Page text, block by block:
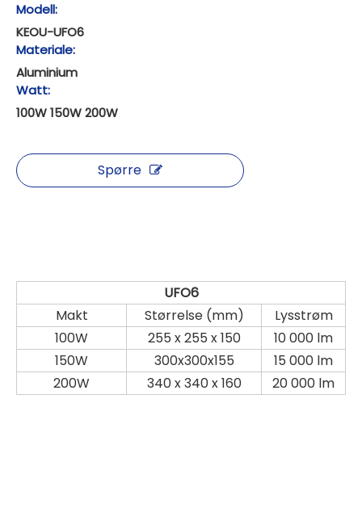
Modell:
KEOU-UFO6
Materiale:
Aluminium
Watt:
100W 150W 200W
Spørre
UFO6
Makt
Størrelse (mm)
Lysstrøm
100W
255 x 255 x 150
10 000 lm
150W
300x300x155
15 000 lm
200W
340 x 340 x 160 20 000 lm